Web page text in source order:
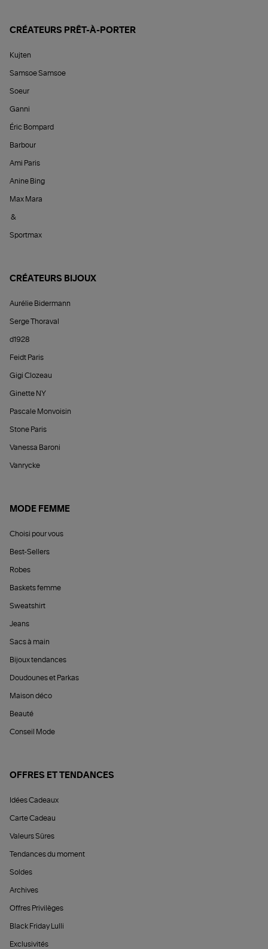
CRÉATEURS PRÊT-À-PORTER
Kujten
Samsoe Samsoe
Soeur
Ganni
Éric Bompard
Barbour
Ami Paris
Anine Bing
Max Mara
&
Sportmax
CRÉATEURS BIJOUX
Aurélie Bidermann
Serge Thoraval
d1928
Feidt Paris
Gigi Clozeau
Ginette NY
Pascale Monvoisin
Stone Paris
Vanessa Baroni
Vanrycke
MODE FEMME
Choisi pour vous
Best-Sellers
Robes
Baskets femme
Sweatshirt
Jeans
Sacs à main
Bijoux tendances
Doudounes et Parkas
Maison déco
Beauté
Conseil Mode
OFFRES ET TENDANCES
Idées Cadeaux
Carte Cadeau
Valeurs Sûres
Tendances du moment
Soldes
Archives
Offres Privilèges
Black Friday Lulli
Exclusivités